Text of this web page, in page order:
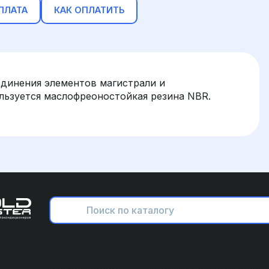
КАК ОПЛАТИТЬ
элементов магистрали и
маслофреоностойкая резина NBR.